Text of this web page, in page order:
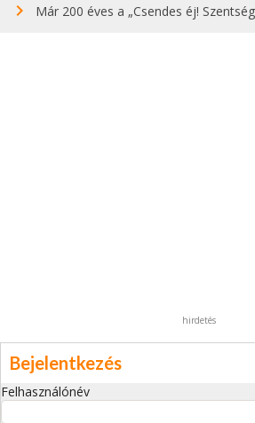
Már 200 éves a „Csendes éj!
hirdetés
Bejelentkezés
Felhasználónév